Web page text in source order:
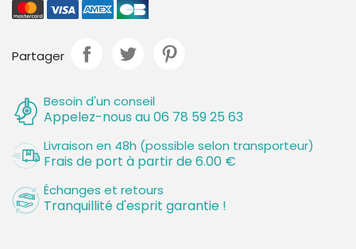
Partager
Besoin d'un conseil
Appelez-nous au 06 78 59 25 63
Livraison en 48h (possible selon transporteur)
Frais de port à partir de 6.00 €
Échanges et retours
Tranquillité d'esprit garantie !